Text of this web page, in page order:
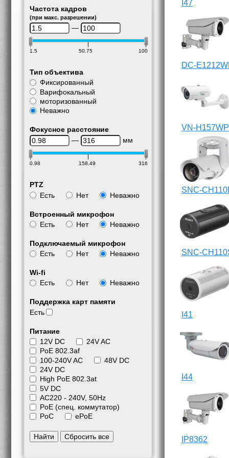
Частота кадров
(при макс. разрешении)
—
1.5 50.75 100
Тип объектива
Фиксированный
Варифокальный
моторизованный
Неважно
Фокусное расстояние
—
мм
0.98 158.49 316
PTZ
Есть
Нет Неважно
Встроенный микрофон
Есть
Нет Неважно
Подключаемый микрофон
Есть
Нет Неважно
Wi-fi
Есть
Нет Неважно
Поддержка карт памяти
Есть
Питание
12V DC
24V AC
PoE 802.3af
100-240V AC
48V DC
24V DC
High PoE 802.3at
5V DC
АС220 - 240V, 50Hz
PoE (спец. коммутатор)
PoC
ePoE
Найти Сбросить все
I47
DC-
VN-
SNC-
SNC-
I41
I44
IP8362